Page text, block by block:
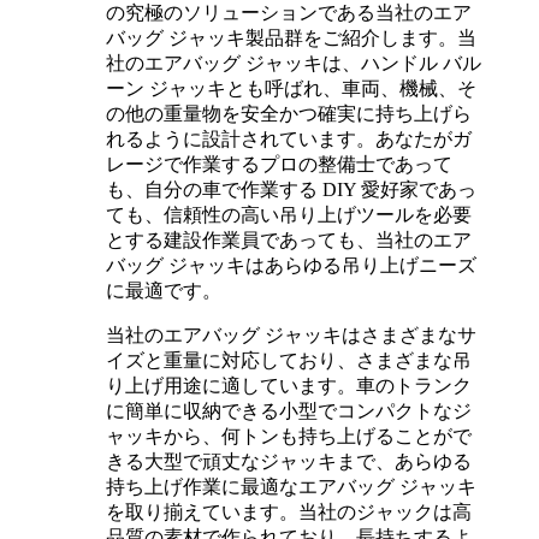
の究極のソリューションである当社のエア
バッグ ジャッキ製品群をご紹介します。当
社のエアバッグ ジャッキは、ハンドル バル
ーン ジャッキとも呼ばれ、車両、機械、そ
の他の重量物を安全かつ確実に持ち上げら
れるように設計されています。あなたがガ
レージで作業するプロの整備士であって
も、自分の車で作業する DIY 愛好家であっ
ても、信頼性の高い吊り上げツールを必要
とする建設作業員であっても、当社のエア
バッグ ジャッキはあらゆる吊り上げニーズ
に最適です。
当社のエアバッグ ジャッキはさまざまなサ
イズと重量に対応しており、さまざまな吊
り上げ用途に適しています。車のトランク
に簡単に収納できる小型でコンパクトなジ
ャッキから、何トンも持ち上げることがで
きる大型で頑丈なジャッキまで、あらゆる
持ち上げ作業に最適なエアバッグ ジャッキ
を取り揃えています。当社のジャックは高